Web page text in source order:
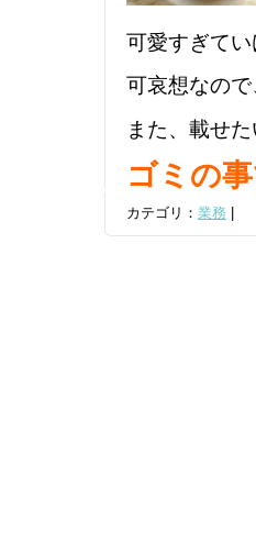
可愛すぎて
可哀想なの
また、載せ
ゴミの
カテゴリ： 業務 |